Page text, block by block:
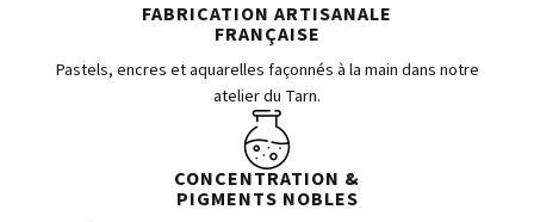
FABRICATION ARTISANALE
FRANÇAISE
Pastels, encres et aquarelles façonnés à la main dans notre
atelier du Tarn.
CONCENTRATION &
PIGMENTS NOBLES